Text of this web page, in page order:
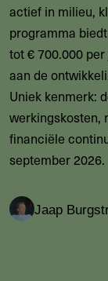
actief in milieu,
programma
tot € 700.000
aan de
Uniek kenmerk:
werkingskosten,
financiële
september 2026.
Jaap